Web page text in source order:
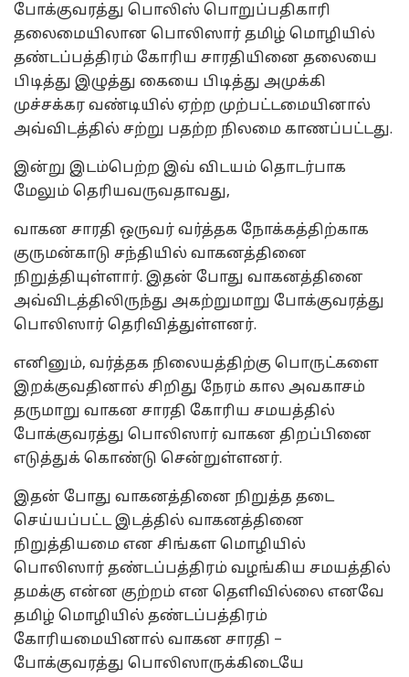
போக்குவரத்து பொலிஸ் பொறுப்பதிகாரி
தலைமையிலான பொலிஸார் தமிழ் மொழியில்
தண்டப்பத்திரம் கோரிய சாரதியினை தலையை
பிடித்து இழுத்து கையை பிடித்து அமுக்கி
முச்சக்கர வண்டியில் ஏற்ற முற்பட்டமையினால்
அவ்விடத்தில் சற்று பதற்ற நிலமை காணப்பட்டது.
இன்று இடம்பெற்ற இவ் விடயம் தொடர்பாக
மேலும் தெரியவருவதாவது,
வாகன சாரதி ஒருவர் வர்த்தக நோக்கத்திற்காக
குருமன்காடு சந்தியில் வாகனத்தினை
நிறுத்தியுள்ளார். இதன் போது வாகனத்தினை
அவ்விடத்திலிருந்து அகற்றுமாறு போக்குவரத்து
பொலிஸார் தெரிவித்துள்ளனர்.
எனினும், வர்த்தக நிலையத்திற்கு பொருட்களை
இறக்குவதினால் சிறிது நேரம் கால அவகாசம்
தருமாறு வாகன சாரதி கோரிய சமயத்தில்
போக்குவரத்து பொலிஸார் வாகன திறப்பினை
எடுத்துக் கொண்டு சென்றுள்ளனர்.
இதன் போது வாகனத்தினை நிறுத்த தடை
செய்யப்பட்ட இடத்தில் வாகனத்தினை
நிறுத்தியமை என சிங்கள மொழியில்
பொலிஸார் தண்டப்பத்திரம் வழங்கிய சமயத்தில்
தமக்கு என்ன குற்றம் என தெளிவில்லை எனவே
தமிழ் மொழியில் தண்டப்பத்திரம்
கோரியமையினால் வாகன சாரதி –
போக்குவரத்து பொலிஸாருக்கிடையே